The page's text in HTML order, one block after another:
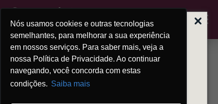
ALERTA | GOLPEDO FALSO
ADVOGADO
Prezados clientes,
Informamos que indivíduos mal-intencionados
Nós usamos cookies e outras tecnologias
semelhantes, para melhorar a sua experiência
em nossos serviços. Para saber mais, veja a
nossa Política de Privacidade. Ao continuar
navegando, você concorda com estas
condições. Saiba mais